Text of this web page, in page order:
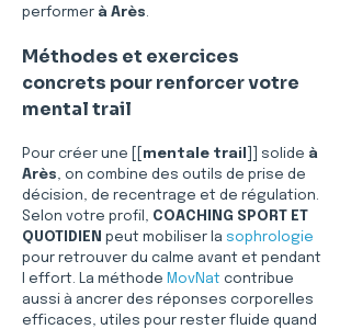
performer à Arès.
Méthodes et exercices
concrets pour renforcer votre
mental trail
Pour créer une [[ mentale trail ]] solide à
Arès, on combine des outils de prise de
décision, de recentrage et de régulation.
Selon votre profil, COACHING SPORT ET
QUOTIDIEN peut mobiliser la sophrologie
pour retrouver du calme avant et pendant
l effort. La méthode MovNat contribue
aussi à ancrer des réponses corporelles
efficaces, utiles pour rester fluide quand